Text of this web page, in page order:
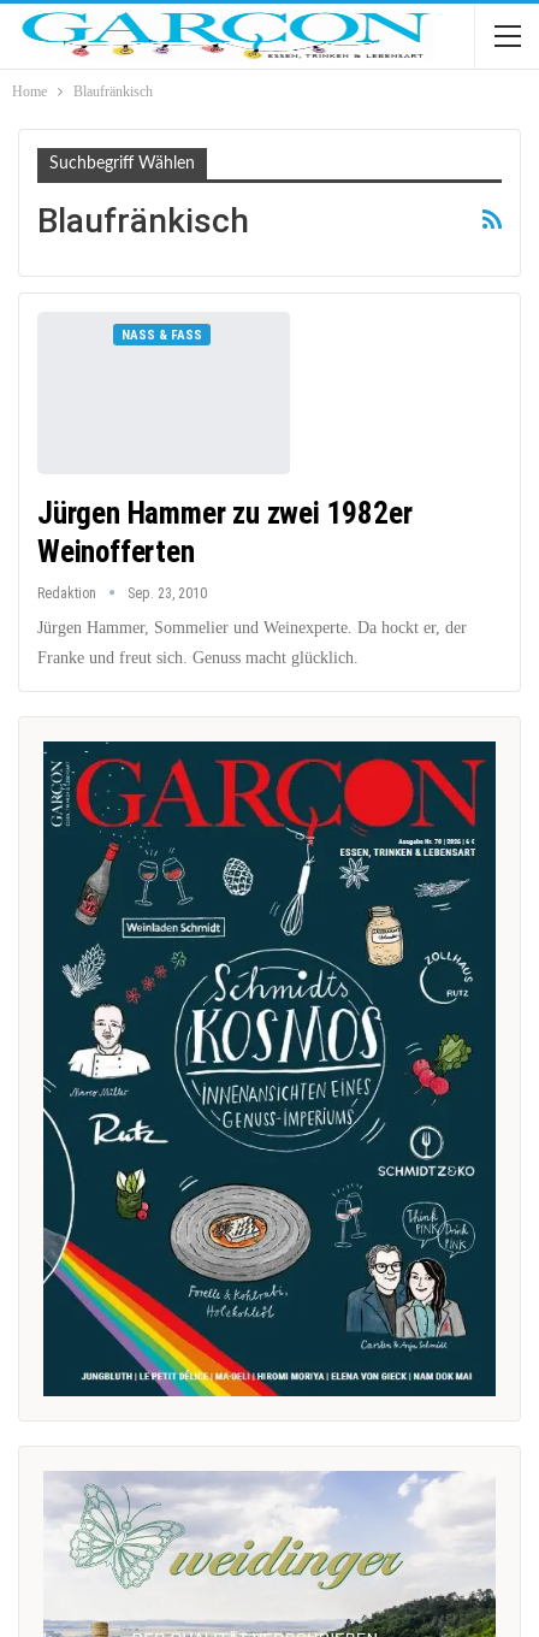
Home Blaufränkisch
Suchbegriff Wählen
Blaufränkisch
NASS & FASS
Jürgen Hammer zu zwei 1982er
Weinofferten
Redaktion Sep. 23, 2010
Jürgen Hammer, Sommelier und Weinexperte. Da hockt er, der
Franke und freut sich. Genuss macht glücklich.